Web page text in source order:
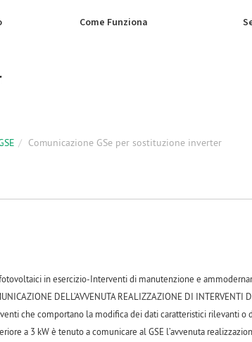
Come Funziona
Comunicazione GSe per sostituzione inverter
in esercizio-Interventi di manutenzione e
DELL’AVVENUTA REALIZZAZIONE DI INTERVENTI
che comportano la modifica dei dati caratteristici rilevanti
a 3 kW è tenuto a comunicare al GSE l’avvenuta